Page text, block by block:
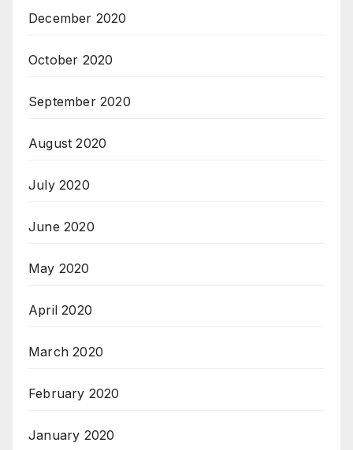
December 2020
October 2020
September 2020
August 2020
July 2020
June 2020
May 2020
April 2020
March 2020
February 2020
January 2020